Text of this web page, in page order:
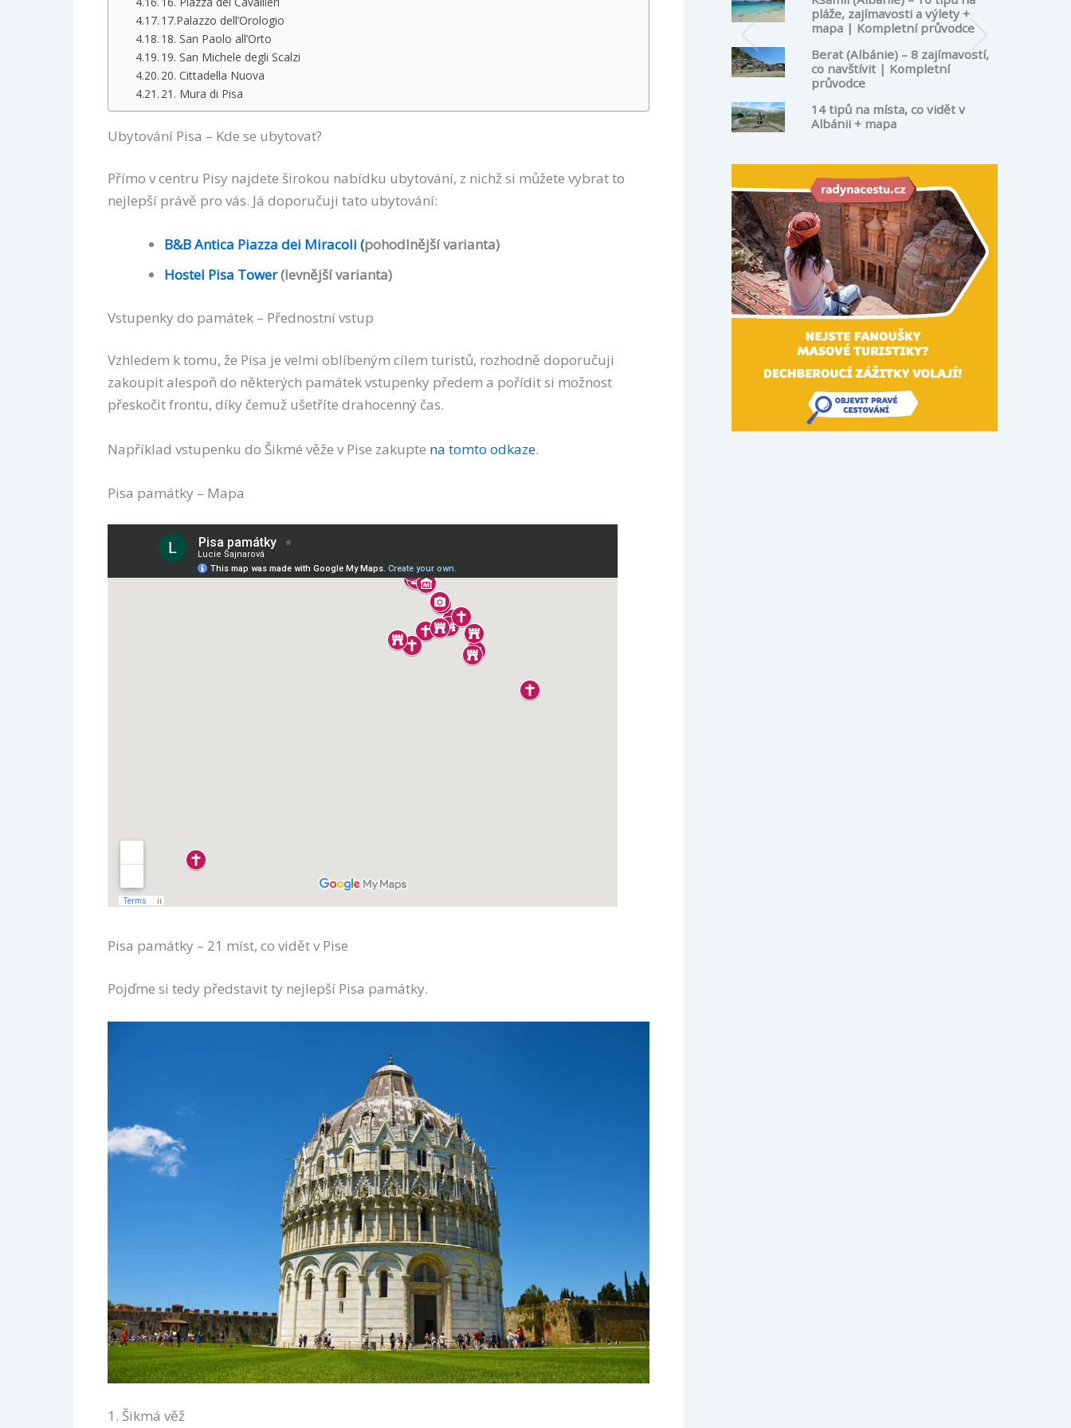
17.Palazzo dell’Orologio
18. San Paolo all’Orto
19. San Michele degli Scalzi
20. Cittadella Nuova
21. Mura di Pisa
Ubytování Pisa – Kde se ubytovat?
Přímo v centru Pisy najdete širokou nabídku ubytování, z nichž si můžete vybrat to
nejlepší právě pro vás. Já doporučuji tato ubytování:
B&B Antica Piazza dei Miracoli (pohodlnější varianta)
Hostel Pisa Tower(levnější varianta)
Vstupenky do památek – Přednostní vstup
Vzhledem k tomu, že Pisa je velmi oblíbeným cílem turistů, rozhodně doporučuji
zakoupit alespoň do některých památek vstupenky předem a pořídit si možnost
přeskočit frontu, díky čemuž ušetříte drahocenný čas.
Například vstupenku do Šikmé věže v Pise zakupte na tomto odkaze.
Pisa památky – Mapa
Pisa památky – 21 míst, co vidět v Pise
Pojďme si tedy představit ty nejlepší Pisa památky.
1. Šikmá věž
pláže, zajímavosti a výlety +
mapa | Kompletní průvodce
Berat (Albánie) – 8 zajímavostí,
co navštívit | Kompletní
průvodce
14 tipů na místa, co vidět v
Albánii + mapa